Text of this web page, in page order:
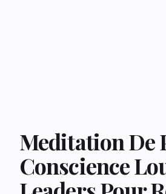
Meditation De
Conscience